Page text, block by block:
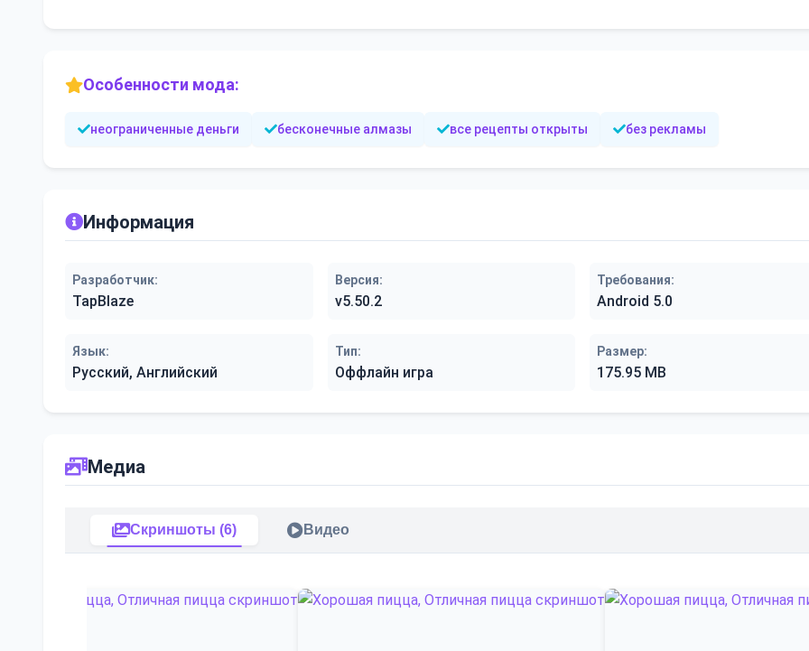
Особенности мода:
неограниченные деньги бесконечные алмазы все рецепты открыты без рекламы
Информация
Разработчик:
TapBlaze
Версия:
v5.50.2
Требования:
Android 5.0
Язык:
Русский, Английский
Тип:
Оффлайн игра
Размер:
175.95 MB
Медиа
Скриншоты (6) Видео